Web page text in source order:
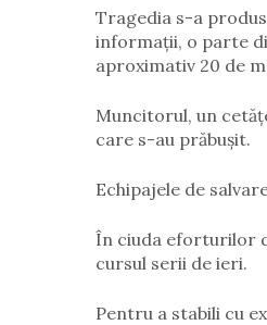
Tragedia s-a
informații, o parte
aproximativ 20 de
Muncitorul, un
care s-au prăbușit.
Echipajele de
În ciuda eforturilor
cursul serii de ieri.
Pentru a stabili cu